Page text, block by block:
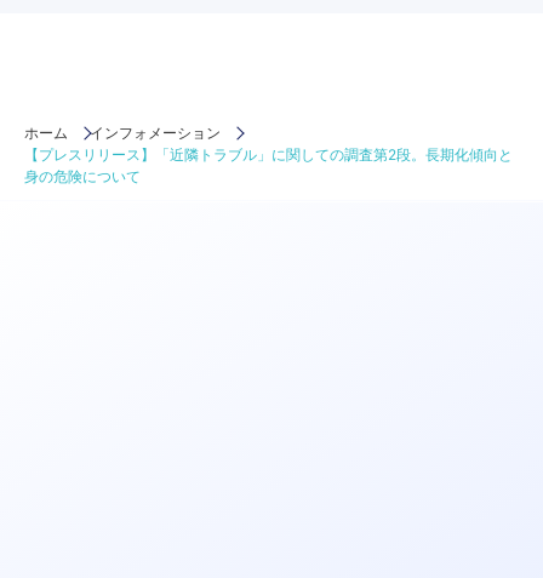
ホーム
インフォメーション
【プレスリリース】「近隣トラブル」に関しての調査第2段。長期化傾向と
身の危険について